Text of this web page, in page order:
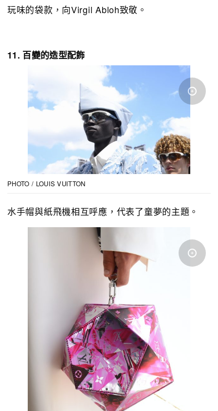
玩味的袋款，向Virgil Abloh致敬。
11. 百變的造型配飾
PHOTO / LOUIS VUITTON
水手帽與紙飛機相互呼應，代表了童夢的主題。